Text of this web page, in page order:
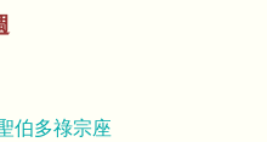
伯多祿宗座